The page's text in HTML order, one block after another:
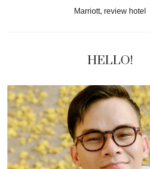
Marriott, review hotel
HELLO!